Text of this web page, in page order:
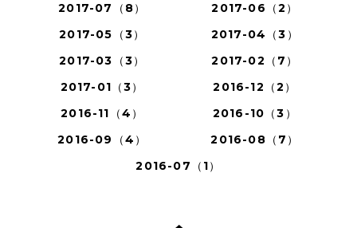
2017-07（8）
2017-06（2）
2017-05（3）
2017-04（3）
2017-03（3）
2017-02（7）
2017-01（3）
2016-12（2）
2016-11（4）
2016-10（3）
2016-09（4）
2016-08（7）
2016-07（1）